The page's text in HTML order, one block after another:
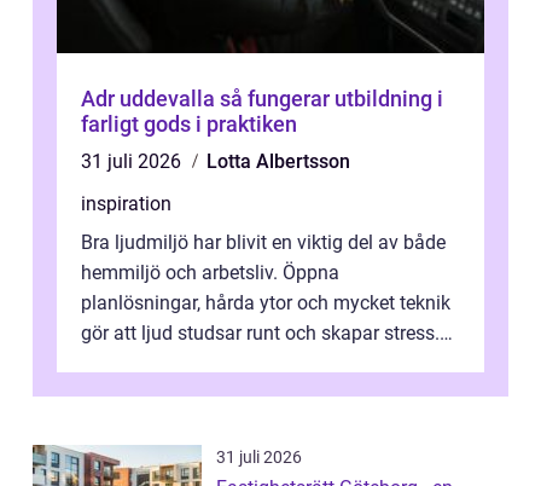
Adr uddevalla så fungerar utbildning i
farligt gods i praktiken
31 juli 2026
Lotta Albertsson
inspiration
Bra ljudmiljö har blivit en viktig del av både
hemmiljö och arbetsliv. Öppna
planlösningar, hårda ytor och mycket teknik
gör att ljud studsar runt och skapar stress.
31 juli 2026